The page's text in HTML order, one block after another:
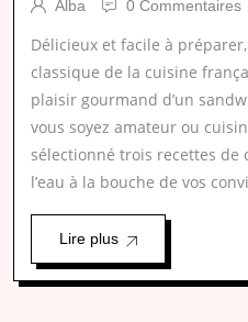
Alba 0 Commentaires
Délicieux et facile à
classique de la cuisine
plaisir gourmand d’un
vous soyez amateur ou
sélectionné trois recettes
l’eau à la bouche de vos
Lire plus